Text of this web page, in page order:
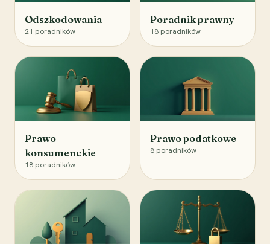
Odszkodowania
21 poradników
Poradnik prawny
18 poradników
Prawo
konsumenckie
18 poradników
Prawo podatkowe
8 poradników